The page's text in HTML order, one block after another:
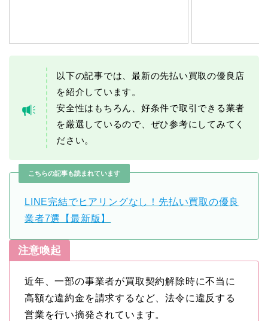
以下の記事では、最新の先払い買取の優良店
を紹介しています。
安全性はもちろん、好条件で取引できる業者
を厳選しているので、ぜひ参考にしてみてく
ださい。
こちらの記事も読まれています
LINE完結でヒアリングなし！先払い買取の優良
業者7選【最新版】
注意喚起
近年、一部の事業者が買取契約解除時に不当に
高額な違約金を請求するなど、法令に違反する
営業を行い摘発されています。